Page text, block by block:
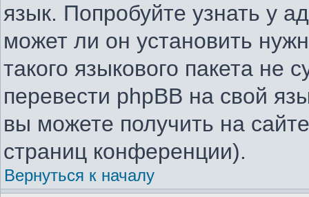
язык. Попробуйте узнать у
может ли он установить
такого языкового пакета не
перевести phpBB на свой
вы можете получить на
страниц конференции).
Вернуться к началу